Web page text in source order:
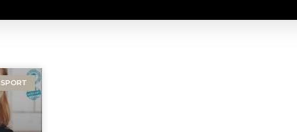
SPORT